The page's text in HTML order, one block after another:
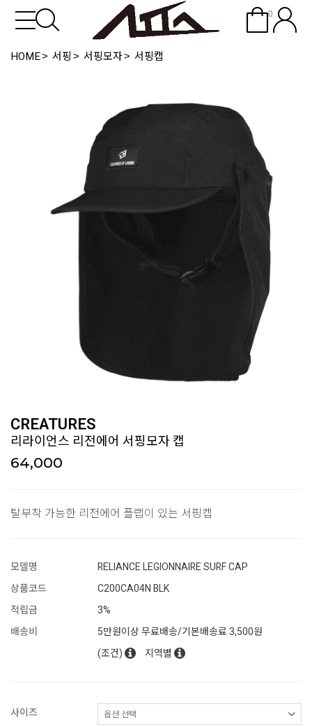
0
HOME 서핑 서핑모자 서핑캡
CREATURES
리라이언스 리전에어 서핑모자 캡
64,000
탈부착 가능한 리전에어 플랩이 있는 서핑캡
모델명
RELIANCE LEGIONNAIRE SURF CAP
상품코드
C200CA04N BLK
적립금
3%
배송비
5만원이상 무료배송/기본배송료 3,500원
(조건)
지역별
사이즈